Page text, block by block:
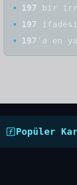
•
197 bir
•
197
•
197 'a en
Popüler